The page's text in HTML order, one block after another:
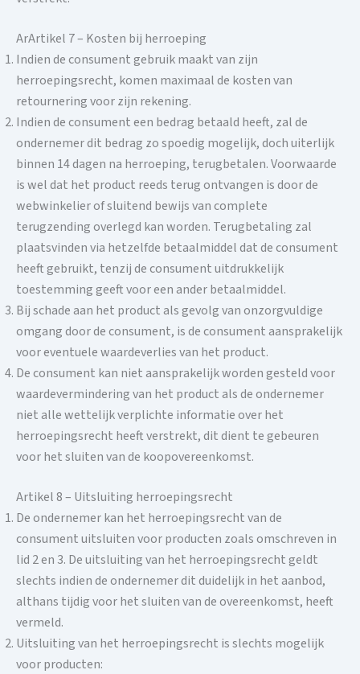
ArArtikel 7 – Kosten bij herroeping
Indien de consument gebruik maakt van zijn
herroepingsrecht, komen maximaal de kosten van
retournering voor zijn rekening.
Indien de consument een bedrag betaald heeft, zal de
ondernemer dit bedrag zo spoedig mogelijk, doch uiterlijk
binnen 14 dagen na herroeping, terugbetalen. Voorwaarde
is wel dat het product reeds terug ontvangen is door de
webwinkelier of sluitend bewijs van complete
terugzending overlegd kan worden. Terugbetaling zal
plaatsvinden via hetzelfde betaalmiddel dat de consument
heeft gebruikt, tenzij de consument uitdrukkelijk
toestemming geeft voor een ander betaalmiddel.
Bij schade aan het product als gevolg van onzorgvuldige
omgang door de consument, is de consument aansprakelijk
voor eventuele waardeverlies van het product.
De consument kan niet aansprakelijk worden gesteld voor
waardevermindering van het product als de ondernemer
niet alle wettelijk verplichte informatie over het
herroepingsrecht heeft verstrekt, dit dient te gebeuren
voor het sluiten van de koopovereenkomst.
Artikel 8 – Uitsluiting herroepingsrecht
De ondernemer kan het herroepingsrecht van de
consument uitsluiten voor producten zoals omschreven in
lid 2 en 3. De uitsluiting van het herroepingsrecht geldt
slechts indien de ondernemer dit duidelijk in het aanbod,
althans tijdig voor het sluiten van de overeenkomst, heeft
vermeld.
Uitsluiting van het herroepingsrecht is slechts mogelijk
voor producten: